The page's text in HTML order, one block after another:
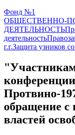
Фонд №1
ОБЩЕСТВЕННО-
ДЕЯТЕЛЬНОСТЬ
деятельность
г.г.Защита узников
Протвино-
обращение с
властей